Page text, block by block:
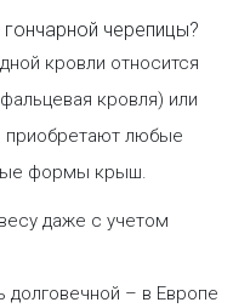
кровли относится
кровля) или
приобретают любые
формы крыш.
даже с учетом
долговечной – в Европе